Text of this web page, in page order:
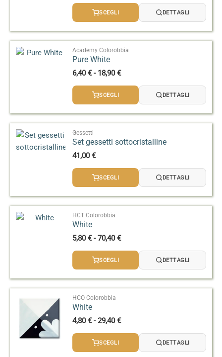
prezzo:
14,50 €
SCEGLI DETTAGLI
Academy Colorobbia
Pure White
6,40€ - 18,90€Fascia
prezzo:
SCEGLI DETTAGLI
Gessetti
Set gessetti sottocristalline
41,00€
SCEGLI DETTAGLI
HCT Colorobbia
White
5,80€ - 70,40€Fascia
prezzo:
SCEGLI DETTAGLI
HCO Colorobbia
White
4,80€ - 29,40€Fascia
prezzo:
SCEGLI DETTAGLI